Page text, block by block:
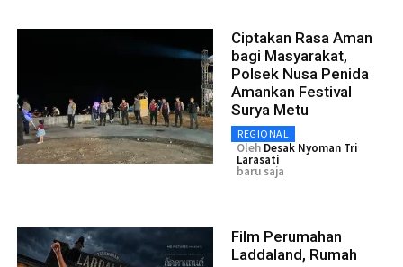
Ciptakan Rasa Aman
bagi Masyarakat,
Polsek Nusa Penida
Amankan Festival
Surya Metu
REGIONAL
Oleh Desak Nyoman Tri
Larasati
baru saja
Film Perumahan
Laddaland, Rumah